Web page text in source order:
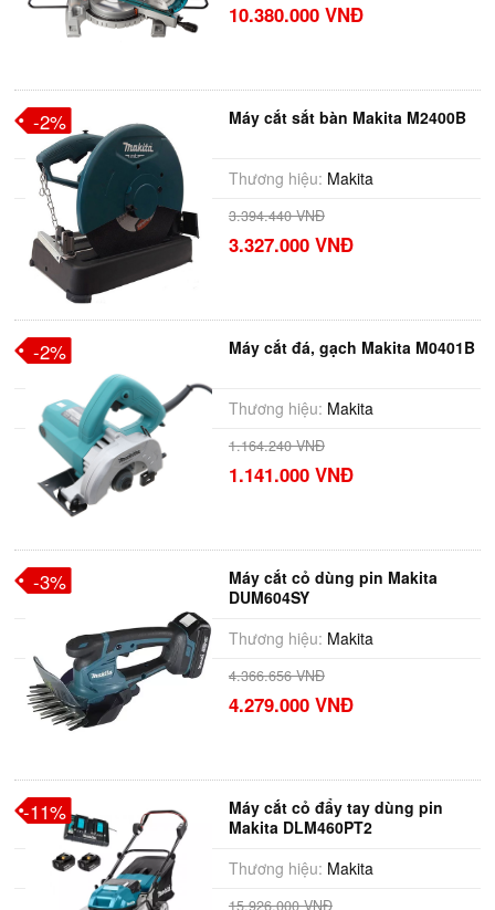
10.380.000 VNĐ
Máy cắt sắt bàn Makita M2400B
Thương hiệu: Makita
3.394.440 VNĐ
3.327.000 VNĐ
-2%
Máy cắt đá, gạch Makita M0401B
Thương hiệu: Makita
1.164.240 VNĐ
1.141.000 VNĐ
-2%
Máy cắt cỏ dùng pin Makita
DUM604SY
Thương hiệu: Makita
4.366.656 VNĐ
4.279.000 VNĐ
-3%
Máy cắt cỏ đẩy tay dùng pin
Makita DLM460PT2
Thương hiệu: Makita
15.926.000 VNĐ
-11%